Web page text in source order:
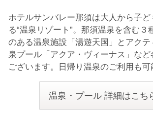
ホテルサンバレー那須は大人から子ど
る“温泉リゾート”。 那須温泉を含む３
のある温泉施設「湯遊天国」とアク
泉プール「アクア・ヴィーナス」な
ございます。
日帰り温泉のご利用も可
温泉・プール 詳細はこち